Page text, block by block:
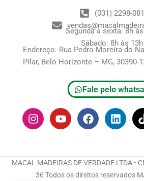
(031) 2298-
Segunda a sexta: 8h
Sábado: 8h às 13h
Endereço: Rua Pedro Moreira do
Pilar, Belo Horizonte – MG, 30390-
Fale pelo
I
n
s
g
r
Y
o
u
b
e
F
a
c
o
o
L
i
n
d
i
i
MACAL MADEIRAS DE VERDADE LTDA
36 Todos os direitos reservados